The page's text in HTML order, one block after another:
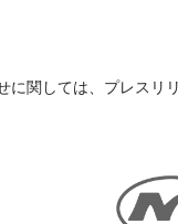
関しては、プレスリ